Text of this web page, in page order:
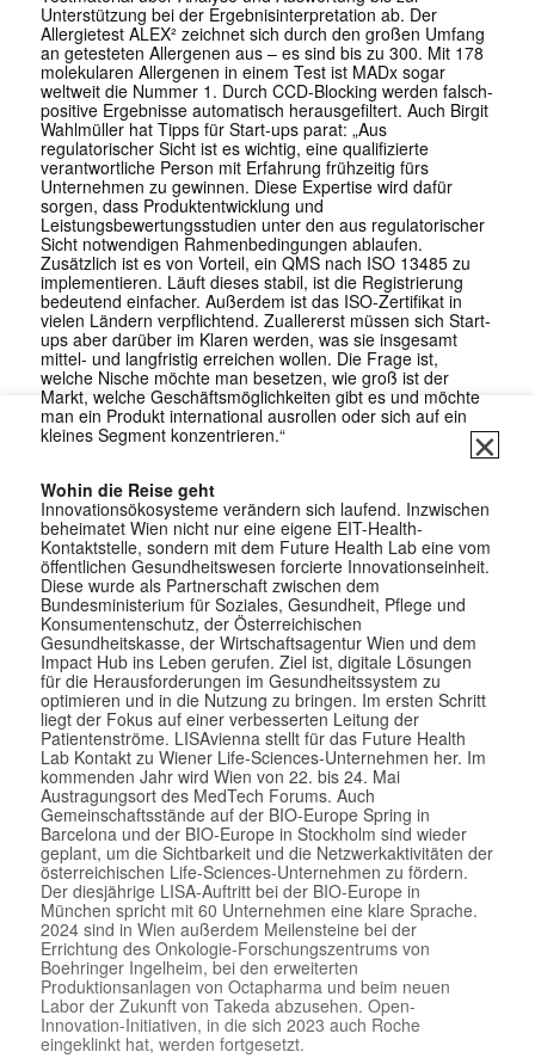
✕
Unterstützung bei der Ergebnisinterpretation ab. Der
Allergietest ALEX² zeichnet sich durch den großen Umfang
an getesteten Allergenen aus – es sind bis zu 300. Mit 178
molekularen Allergenen in einem Test ist MADx sogar
weltweit die Nummer 1. Durch CCD-Blocking werden falsch-
positive Ergebnisse automatisch herausgefiltert. Auch Birgit
Wahlmüller hat Tipps für Start-ups parat: „Aus
regulatorischer Sicht ist es wichtig, eine qualifizierte
verantwortliche Person mit Erfahrung frühzeitig fürs
Unternehmen zu gewinnen. Diese Expertise wird dafür
sorgen, dass Produktentwicklung und
Leistungsbewertungsstudien unter den aus regulatorischer
Sicht notwendigen Rahmenbedingungen ablaufen.
Zusätzlich ist es von Vorteil, ein QMS nach ISO 13485 zu
implementieren. Läuft dieses stabil, ist die Registrierung
bedeutend einfacher. Außerdem ist das ISO-Zertifikat in
vielen Ländern verpflichtend. Zuallererst müssen sich Start-
ups aber darüber im Klaren werden, was sie insgesamt
mittel- und langfristig erreichen wollen. Die Frage ist,
welche Nische möchte man besetzen, wie groß ist der
Markt, welche Geschäftsmöglichkeiten gibt es und möchte
man ein Produkt international ausrollen oder sich auf ein
kleines Segment konzentrieren.“
Wohin die Reise geht
Innovationsökosysteme verändern sich laufend. Inzwischen
beheimatet Wien nicht nur eine eigene EIT-Health-
Kontaktstelle, sondern mit dem Future Health Lab eine vom
öffentlichen Gesundheitswesen forcierte Innovationseinheit.
Diese wurde als Partnerschaft zwischen dem
Bundesministerium für Soziales, Gesundheit, Pflege und
Konsumentenschutz, der Österreichischen
Gesundheitskasse, der Wirtschaftsagentur Wien und dem
Impact Hub ins Leben gerufen. Ziel ist, digitale Lösungen
für die Herausforderungen im Gesundheitssystem zu
optimieren und in die Nutzung zu bringen. Im ersten Schritt
liegt der Fokus auf einer verbesserten Leitung der
Patientenströme. LISAvienna stellt für das Future Health
Lab Kontakt zu Wiener Life-Sciences-Unternehmen her. Im
kommenden Jahr wird Wien von 22. bis 24. Mai
Austragungsort des MedTech Forums. Auch
Gemeinschaftsstände auf der BIO-Europe Spring in
Barcelona und der BIO-Europe in Stockholm sind wieder
geplant, um die Sichtbarkeit und die Netzwerkaktivitäten der
österreichischen Life-Sciences-Unternehmen zu fördern.
Der diesjährige LISA-Auftritt bei der BIO-Europe in
München spricht mit 60 Unternehmen eine klare Sprache.
2024 sind in Wien außerdem Meilensteine bei der
Errichtung des Onkologie-Forschungszentrums von
Boehringer Ingelheim, bei den erweiterten
Produktionsanlagen von Octapharma und beim neuen
Labor der Zukunft von Takeda abzusehen. Open-
Innovation-Initiativen, in die sich 2023 auch Roche
eingeklinkt hat, werden fortgesetzt.